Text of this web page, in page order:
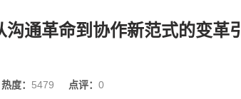
通革命到协作新范式的变革引
热度： 5479 点评： 0